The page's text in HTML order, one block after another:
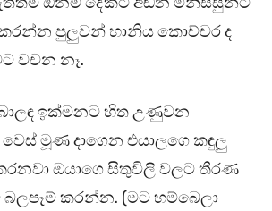
පුලුවන් හානිය කොච්චර ද
වචන නෑ.
ඉක්මනට හිත උණුවන
මූණ දාගෙන එයාලගෙ කඳුලු
ඔයාගෙ සිතුවිලි වලට තීරණ
බලපෑම් කරන්න. (මට හම්බෙලා